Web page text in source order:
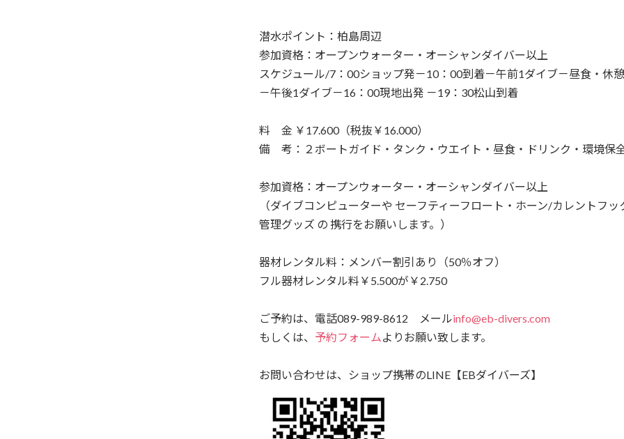
潜水ポイント：柏島周辺
参加資格：オープンウォーター・オーシャンダイバー以上
スケジュール/7：00ショップ発－10：00到着－午前1ダイブ－昼食・休憩
－午後1ダイブ－16：00現地出発 －19：30松山到着
料 金 ￥17.600（税抜￥16.000）
備 考：２ボートガイド・タンク・ウエイト・昼食・ドリンク・環境保
参加資格：オープンウォーター・オーシャンダイバー以上
（ダイブコンピューターや セーフティーフロート・ホーン/カレントフッ
管理グッズ の 携行をお願いします。）
器材レンタル料：メンバー割引あり（50％オフ）
フル器材レンタル料￥5.500が￥2.750
ご予約は、電話089-989-8612 メールinfo@eb-divers.com
もしくは、 予約フォームよりお願い致します。
お問い合わせは、ショップ携帯のLINE【EBダイバーズ】